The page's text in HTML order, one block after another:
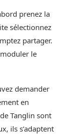
prenez la
sélectionnez
partager.
le
demander
en
Tanglin sont
ils s’adaptent